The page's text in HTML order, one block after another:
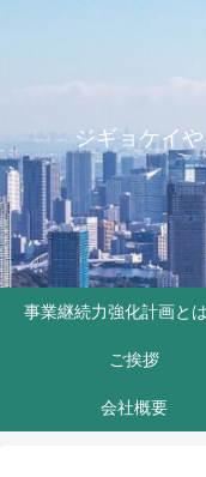
ジギョケイ
ご挨拶
会社概要